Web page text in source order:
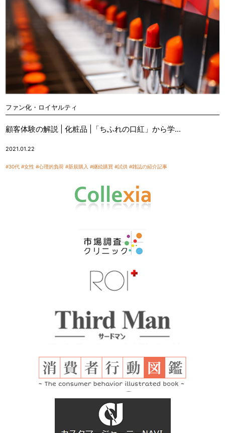
ファン化・ロイヤルティ
顧客体験の解説 | 化粧品 |「ちふれの口紅」から学...
2021.01.22
#30代 #女性 #心理的負荷 #新規購入 #継続購買 #試供 #雑誌の紹介記事